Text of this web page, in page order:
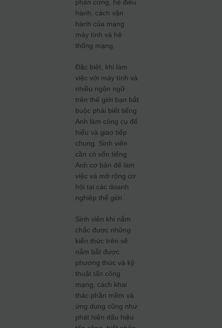
phần cứng, hệ điều
hành, cách vận
hành của mạng
máy tính và hệ
thống mạng.
Đặc biệt, khi làm
việc với máy tính và
nhiều ngôn ngữ
trên thế giới bạn bắt
buộc phải biết tiếng
Anh làm công cụ để
hiểu và giao tiếp
chung. Sinh viên
cần có vốn tiếng
Anh cơ bản để làm
việc và mở rộng cơ
hội tại các doanh
nghiệp thế giới.
Sinh viên khi nắm
chắc được những
kiến thức trên sẽ
nắm bắt được
phương thức và kỹ
thuật tấn công
mạng, cách khai
thác phần mềm và
ứng dụng cũng như
phát hiện dấu hiệu